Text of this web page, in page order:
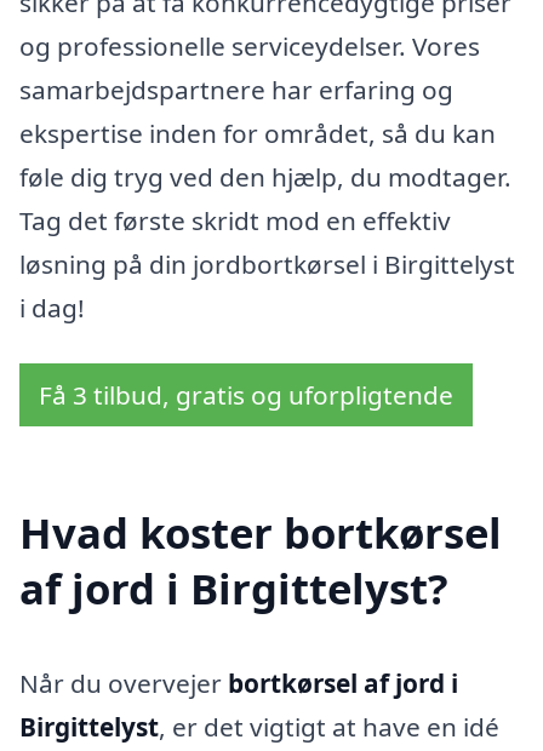
og professionelle serviceydelser. Vores
samarbejdspartnere har erfaring og
ekspertise inden for området, så du kan
føle dig tryg ved den hjælp, du modtager.
Tag det første skridt mod en effektiv
løsning på din jordbortkørsel i Birgittelyst
i dag!
Få 3 tilbud, gratis og uforpligtende
Hvad koster bortkørsel
af jord i Birgittelyst?
Når du overvejer bortkørsel af jord i
Birgittelyst, er det vigtigt at have en idé